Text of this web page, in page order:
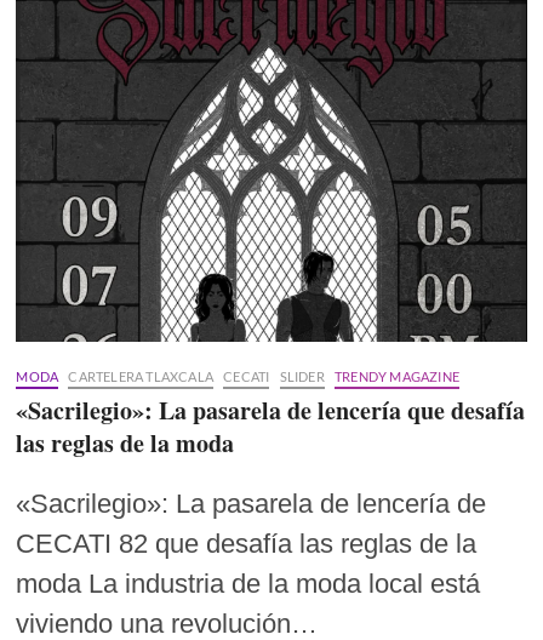
MODA CARTELERA TLAXCALA CECATI SLIDER TRENDY MAGAZINE
«Sacrilegio»: La pasarela de lencería que desafía
las reglas de la moda
«Sacrilegio»: La pasarela de lencería de
CECATI 82 que desafía las reglas de la
moda La industria de la moda local está
viviendo una revolución…